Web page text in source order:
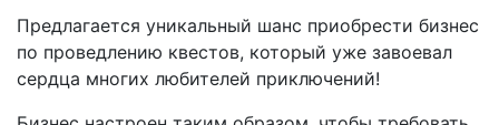
Предлагается уникальный шанс приобрести бизнес
по проведлению квестов, который уже завоевал
сердца многих любителей приключений!